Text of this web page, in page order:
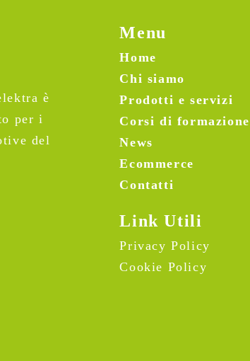
è
per i
del
Menu
Home
Chi siamo
Prodotti e servizi
Corsi di formazione
News
Ecommerce
Contatti
Link Utili
Privacy Policy
Cookie Policy